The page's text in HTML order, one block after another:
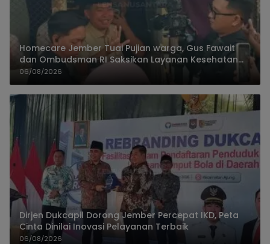
Homecare Jember Tuai Pujian warga, Gus Fawait
dan Ombudsman RI Saksikan Layanan Kesehatan
Rumah Pasien
06/08/2026
Dirjen Dukcapil Dorong Jember Percepat IKD, Peta
Cinta Dinilai Inovasi Pelayanan Terbaik
06/08/2026